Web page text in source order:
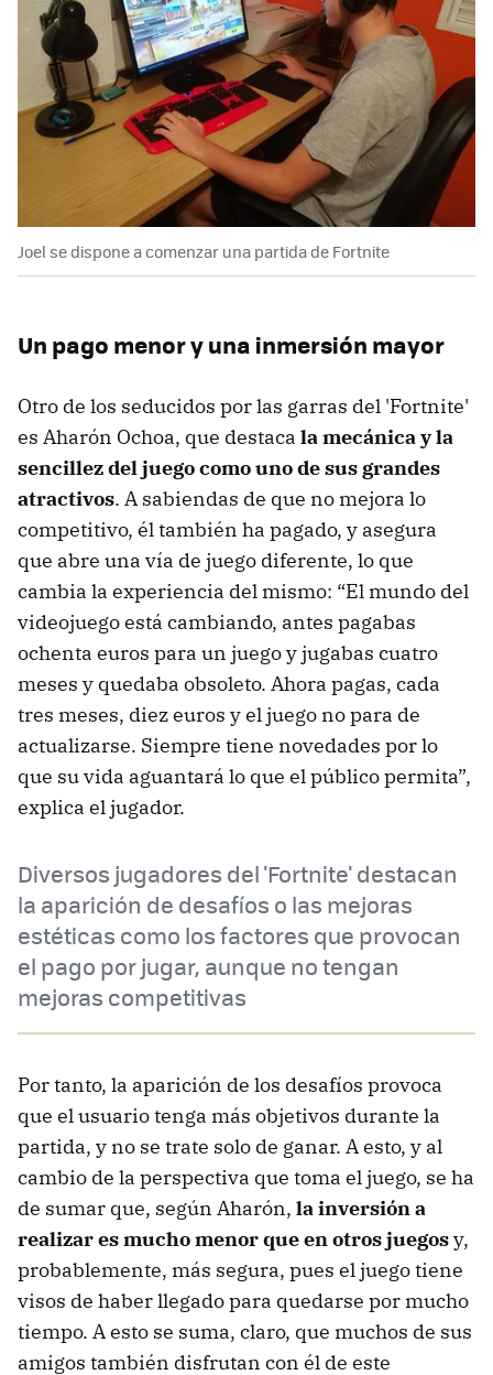
Joel se dispone a comenzar una partida de Fortnite
Un pago menor y una inmersión mayor
Otro de los seducidos por las garras del 'Fortnite'
es Aharón Ochoa, que destaca la mecánica y la
sencillez del juego como uno de sus grandes
atractivos. A sabiendas de que no mejora lo
competitivo, él también ha pagado, y asegura
que abre una vía de juego diferente, lo que
cambia la experiencia del mismo: “El mundo del
videojuego está cambiando, antes pagabas
ochenta euros para un juego y jugabas cuatro
meses y quedaba obsoleto. Ahora pagas, cada
tres meses, diez euros y el juego no para de
actualizarse. Siempre tiene novedades por lo
que su vida aguantará lo que el público permita”,
explica el jugador.
Diversos jugadores del 'Fortnite' destacan
la aparición de desafíos o las mejoras
estéticas como los factores que provocan
el pago por jugar, aunque no tengan
mejoras competitivas
Por tanto, la aparición de los desafíos provoca
que el usuario tenga más objetivos durante la
partida, y no se trate solo de ganar. A esto, y al
cambio de la perspectiva que toma el juego, se ha
de sumar que, según Aharón, la inversión a
realizar es mucho menor que en otros juegosy,
probablemente, más segura, pues el juego tiene
visos de haber llegado para quedarse por mucho
tiempo. A esto se suma, claro, que muchos de sus
amigos también disfrutan con él de este